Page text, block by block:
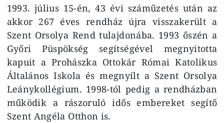
1993. július 15-én, 43 évi száműzetés után az
akkor 267 éves rendház újra visszakerült a
Szent Orsolya Rend tulajdonába. 1993 őszén a
Győri Püspökség segítségével megnyitotta
kapuit a Prohászka Ottokár Római Katolikus
Általános Iskola és megnyílt a Szent Orsolya
Leánykollégium. 1998-tól pedig a rendházban
működik a rászoruló idős embereket segítő
Szent Angéla Otthon is.